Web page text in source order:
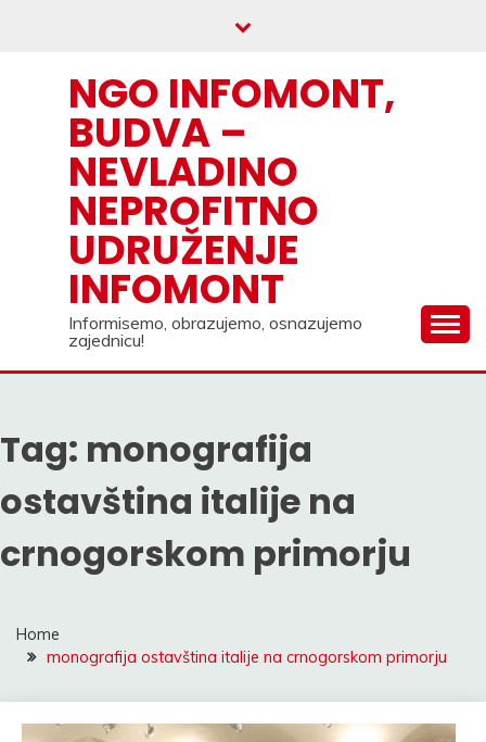
NGO INFOMONT,
BUDVA –
NEVLADINO
NEPROFITNO
UDRUŽENJE
INFOMONT
Informisemo, obrazujemo, osnazujemo
zajednicu!
Tag: monografija
ostavština italije na
crnogorskom primorju
Home
monografija ostavština italije na crnogorskom primorju